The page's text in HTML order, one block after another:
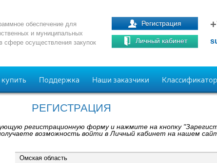
обеспечение для
и муниципальных
сфере осуществления закупок
Регистрация
Личный кабинет
Поддержка Наши заказчики
РЕГИСТРАЦИЯ
регистрационную форму и нажмите на кнопку
возможность войти в Личный кабинет на нашем